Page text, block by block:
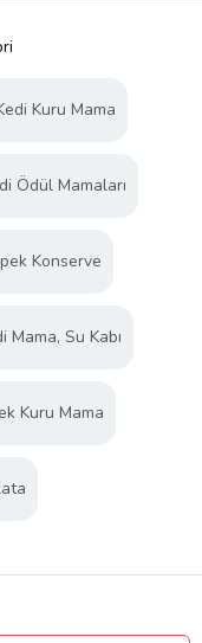
Kuru Mama
Ödül Mamaları
Konserve
Mama, Su Kabı
Kuru Mama